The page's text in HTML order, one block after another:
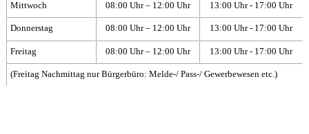
Mittwoch 08:00 Uhr – 12:00 Uhr 13:00 Uhr - 17:00 Uhr
Donnerstag 08:00 Uhr – 12:00 Uhr 13:00 Uhr - 17:00 Uhr
Freitag 08:00 Uhr – 12:00 Uhr 13:00 Uhr - 17:00 Uhr
(Freitag Nachmittag nur Bürgerbüro: Melde-/ Pass-/ Gewerbewesen etc.)